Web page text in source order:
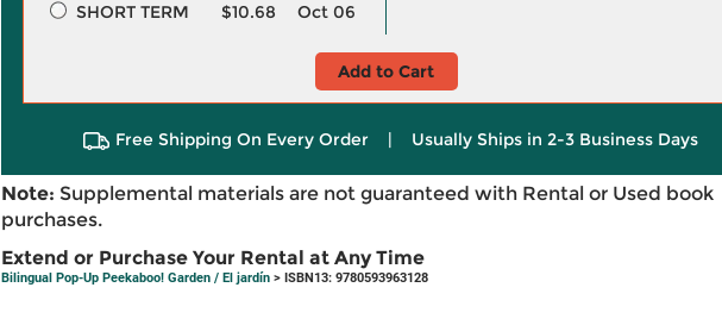
SHORT TERM
$10.68 Oct 06
Add to Cart
Free Shipping On Every Order | Usually Ships in 2-3 Business Days
Note: Supplemental materials are not guaranteed with Rental or Used book
purchases.
Extend or Purchase Your Rental at Any Time
Bilingual Pop-Up Peekaboo! Garden / El jardín> ISBN13: 9780593963128